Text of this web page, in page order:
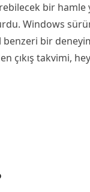
bir
Windows
bir
çıkış takvimi,